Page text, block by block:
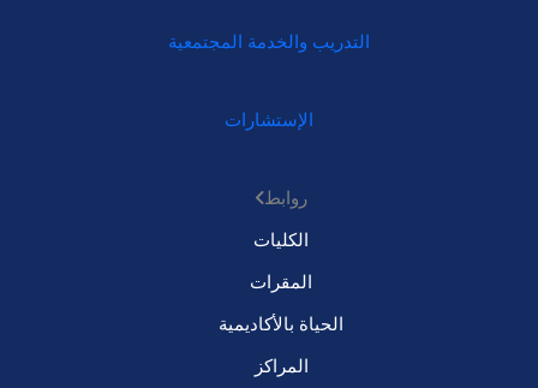
التدريب والخدمة المجتمعية
الإستشارات
روابط
الكليات
المقرات
الحياة بالأكاديمية
المراكز